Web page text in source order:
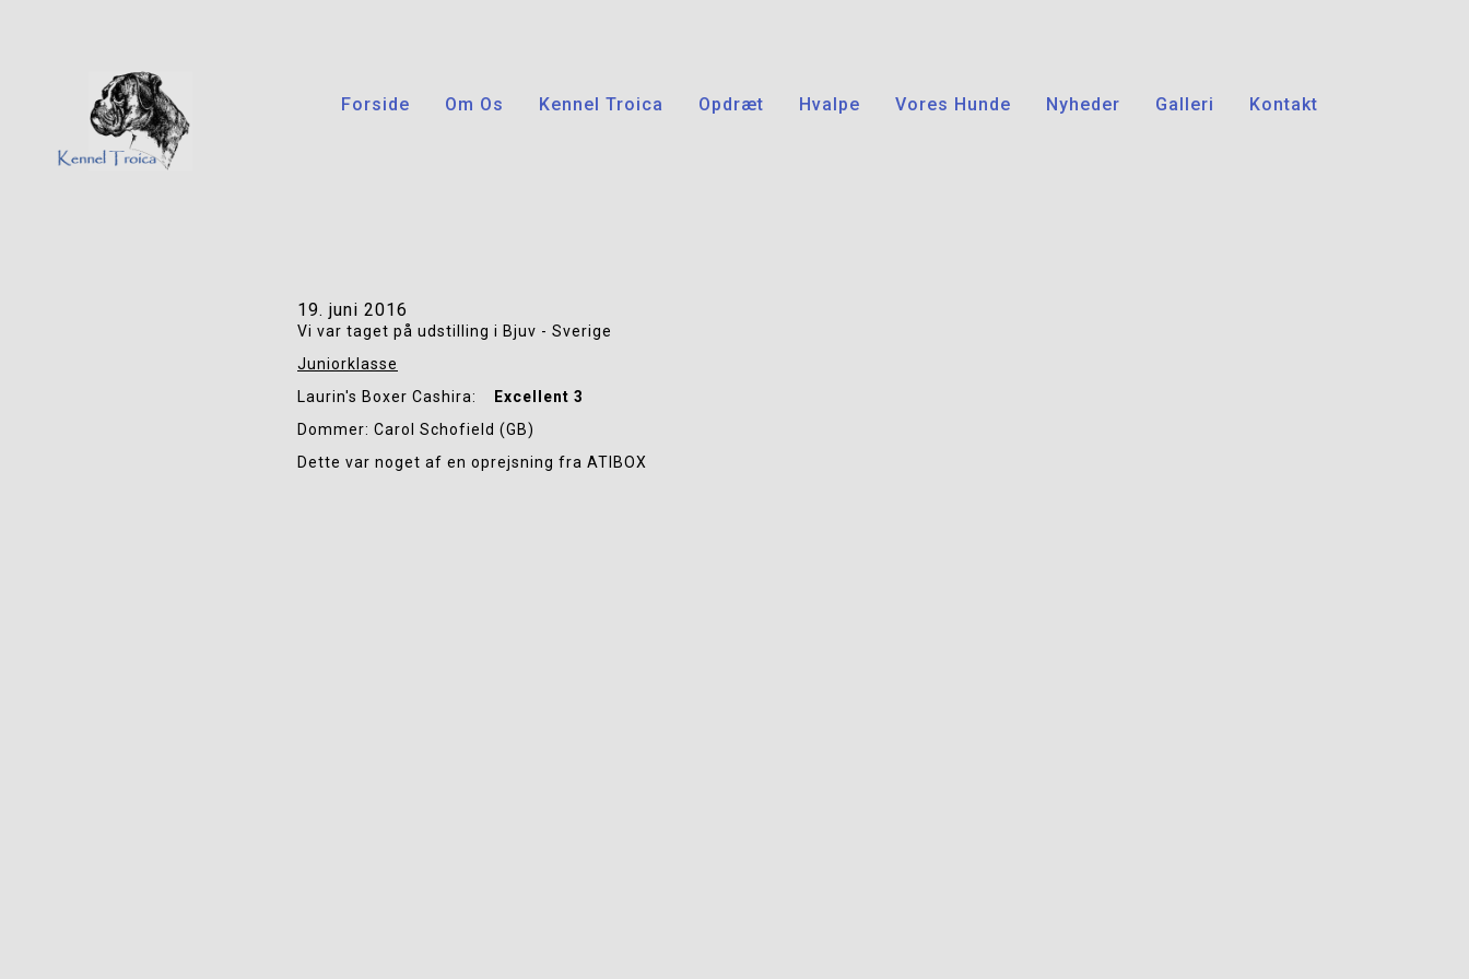
Forside Om Os Kennel Troica Opdræt Hvalpe Vores Hunde Nyheder Galleri Kontakt
19. juni 2016
Vi var taget på udstilling i Bjuv - Sverige
Juniorklasse
Laurin's Boxer Cashira:
Excellent 3
Dommer: Carol Schofield (GB)
Dette var noget af en oprejsning fra ATIBOX